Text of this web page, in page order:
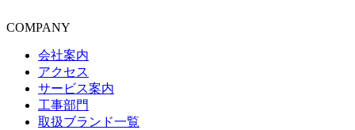
COMPANY
会社案内
アクセス
サービス案内
工事部門
取扱ブランド一覧